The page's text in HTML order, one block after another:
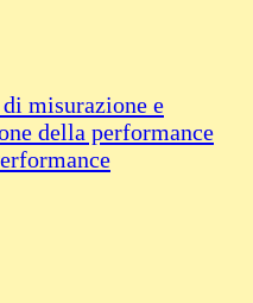
misurazione e
della performance